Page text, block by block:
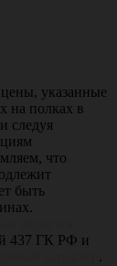
указанные
на полках в
следуя
что
быть
437 ГК РФ и
.